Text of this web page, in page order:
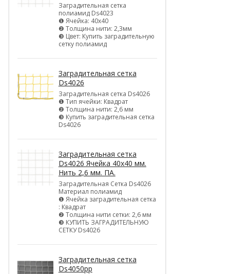
Заградительная сетка
полиамид Ds4023
❶ Ячейка: 40х40
❷ Толщина нити: 2,3мм
❸ Цвет: Купить заградительную
сетку полиамид
Заградительная сетка
Ds4026
Заградительная сетка Ds4026
❶ Тип ячейки: Квадрат
❷ Толщина нити: 2,6 мм
❸ Купить заградительная сетка
Ds4026
Заградительная сетка
Ds4026 Ячейка 40х40 мм.
Нить 2,6 мм. ПА.
Заградительная Сетка Ds4026
Материал полиамид
❶ Ячейка заградительная сетка
: Квадрат
❷ Толщина нити сетки: 2,6 мм
❸ КУПИТЬ ЗАГРАДИТЕЛЬНУЮ
СЕТКУ Ds4026
Заградительная сетка
Ds4050pp